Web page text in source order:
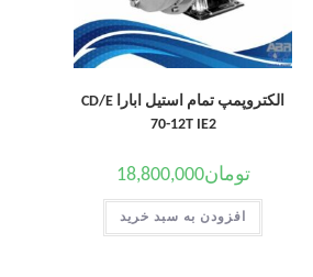
الکتروپمپ تمام استیل ابارا CD/E
70-12T IE2
تومان18,800,000
افزودن به سبد خرید